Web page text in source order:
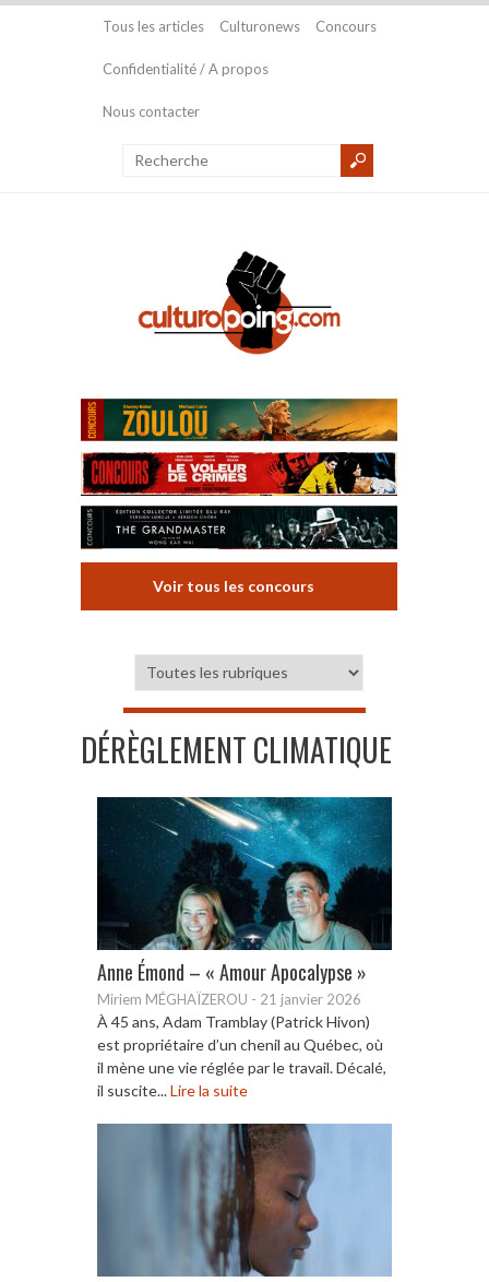
Tous les articles Culturonews Concours
Confidentialité / A propos
Nous contacter
Voir tous les concours
DÉRÈGLEMENT CLIMATIQUE
Anne Émond – « Amour Apocalypse »
Miriem MÉGHAÏZEROU - 21 janvier 2026
À 45 ans, Adam Tramblay (Patrick Hivon)
est propriétaire d’un chenil au Québec, où
il mène une vie réglée par le travail. Décalé,
il suscite...Lire la suite